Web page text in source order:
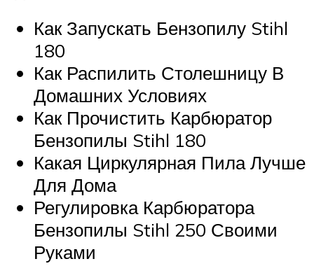
Как Запускать Бензопилу Stihl
180
Как Распилить Столешницу В
Домашних Условиях
Как Прочистить Карбюратор
Бензопилы Stihl 180
Какая Циркулярная Пила Лучше
Для Дома
Регулировка Карбюратора
Бензопилы Stihl 250 Своими
Руками